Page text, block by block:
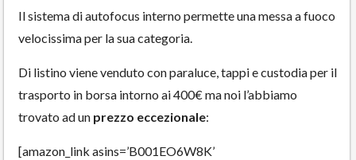
Il sistema di autofocus interno permette una messa a fuoco
velocissima per la sua categoria.
Di listino viene venduto con paraluce, tappi e custodia per il
trasporto in borsa intorno ai 400€ ma noi l’abbiamo
trovato ad un prezzo eccezionale:
[amazon_link asins=’B001EO6W8K’